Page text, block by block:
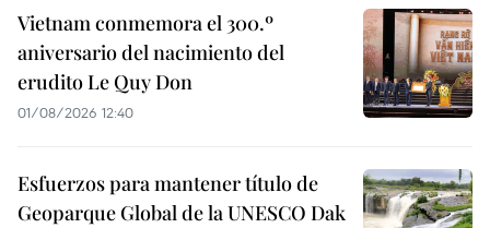
Vietnam conmemora el 300.º
aniversario del nacimiento del
erudito Le Quy Don
01/08/2026 12:40
Esfuerzos para mantener título de
Geoparque Global de la UNESCO Dak